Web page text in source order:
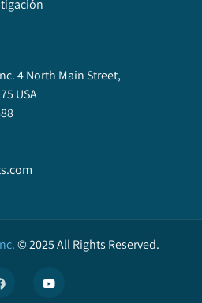
4 North Main Street,
USA
©2025All Rights Reserved.